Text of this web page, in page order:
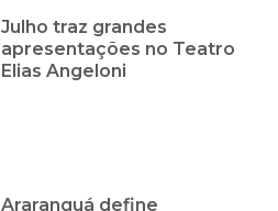
Julho traz grandes
apresentações no Teatro
Elias Angeloni
Araranguá define